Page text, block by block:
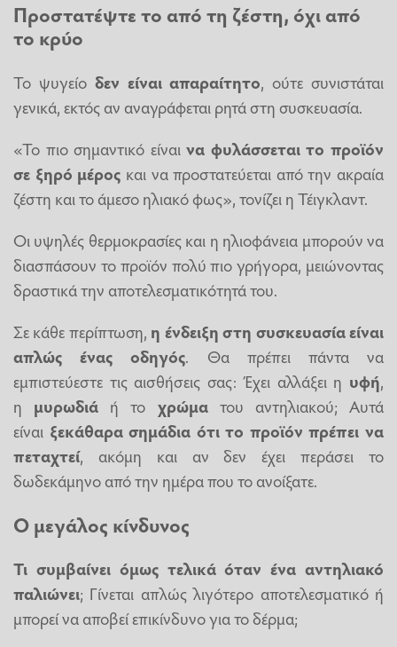
Προστατέψτε το από τη ζέστη, όχι από
το κρύο
Το ψυγείο δεν είναι απαραίτητο, ούτε συνιστάται
γενικά, εκτός αν αναγράφεται ρητά στη συσκευασία.
«Το πιο σημαντικό είναινα φυλάσσεται το προϊόν
σε ξηρό μέρος και να προστατεύεται από την ακραία
ζέστη και το άμεσο ηλιακό φως», τονίζει η Τέιγκλαντ.
Οι υψηλές θερμοκρασίες και η ηλιοφάνεια μπορούν να
διασπάσουν το προϊόν πολύ πιο γρήγορα, μειώνοντας
δραστικά την αποτελεσματικότητά του.
Σε κάθε περίπτωση, η ένδειξη στη συσκευασία είναι
απλώς ένας οδηγός. Θα πρέπει πάντα να
εμπιστεύεστε τις αισθήσεις σας: Έχει αλλάξει η υφή,
η μυρωδιά ή το χρώματου αντηλιακού; Αυτά
είναι ξεκάθαρα σημάδια ότι το προϊόν πρέπει να
πεταχτεί, ακόμη και αν δεν έχει περάσει το
δωδεκάμηνο από την ημέρα που το ανοίξατε.
Ο μεγάλος κίνδυνος
Τι συμβαίνει όμως τελικά όταν ένα αντηλιακό
παλιώνει; Γίνεται απλώς λιγότερο αποτελεσματικό ή
μπορεί να αποβεί επικίνδυνο για το δέρμα;